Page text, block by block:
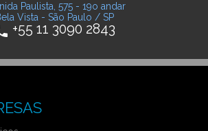
Paulista, 575 - 19o andar
Vista - São Paulo / SP
+55 11 3090 2843